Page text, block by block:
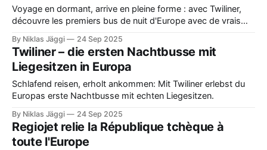
Voyage en dormant, arrive en pleine forme : avec Twiliner,
découvre les premiers bus de nuit d'Europe avec de vrais
By Niklas Jäggi 24 Sep 2025
Twiliner – die ersten Nachtbusse mit
Liegesitzen in Europa
Schlafend reisen, erholt ankommen: Mit Twiliner erlebst du
Europas erste Nachtbusse mit echten Liegesitzen.
By Niklas Jäggi 24 Sep 2025
Regiojet relie la République tchèque à
toute l'Europe